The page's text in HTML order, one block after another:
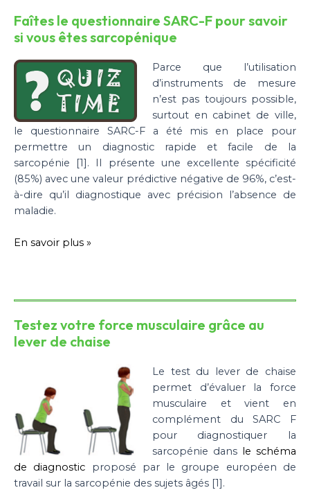
Faîtes le questionnaire SARC-F pour savoir
si vous êtes sarcopénique
Parce que l’utilisation
d’instruments de mesure
n’est pas toujours possible,
surtout en cabinet de ville,
le questionnaire SARC-F a été mis en place pour
permettre un diagnostic rapide et facile de la
sarcopénie [1]. Il présente une excellente spécificité
(85%) avec une valeur prédictive négative de 96%, c’est-
à-dire qu’il diagnostique avec précision l’absence de
maladie.
En savoir plus »
Testez votre force musculaire grâce au
lever de chaise
Le test du lever de chaise
permet d’évaluer la force
musculaire et vient en
complément du SARC F
pour diagnostiquer la
sarcopénie dans le schéma
de diagnostic proposé par le groupe européen de
travail sur la sarcopénie des sujets âgés [1].